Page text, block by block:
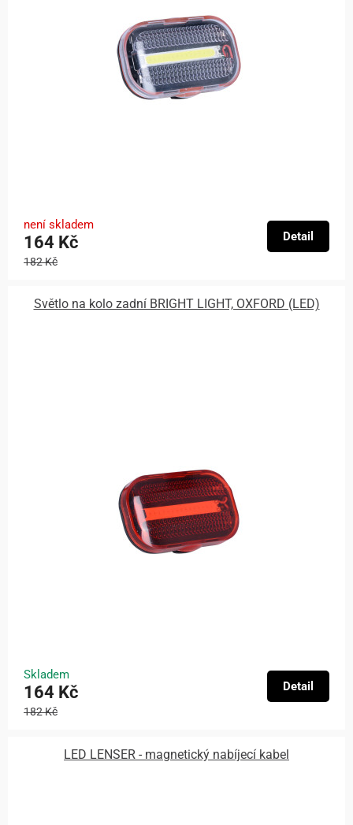
není skladem
164 Kč
182 Kč
Detail
Světlo na kolo zadní BRIGHT LIGHT, OXFORD (LED)
Skladem
164 Kč
182 Kč
Detail
LED LENSER - magnetický nabíjecí kabel